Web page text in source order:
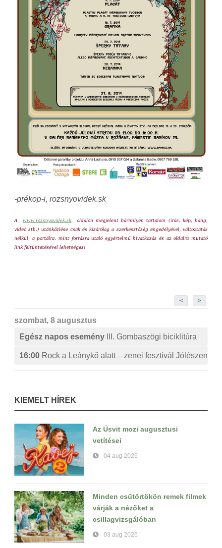
-prékop-i, rozsnyovidek.sk
A www.rozsnyovidek.sk
oldalon megjelent bármilyen tartalom (írás, kép, hang,
videó stb.) utánközlése csak és kizárólag a szerkesztőség engedélyével, változtatás
nélkül, a portálra, mint forrásra utaló egyértelmű hivatkozás és az oldalra mutató
link feltüntetésével lehetséges!
< >
szombat, 8 augusztus
Egész napos esemény
III. Gombaszögi biciklitúra
16:00 Rock a Leánykő alatt – zenei fesztivál Jólészen
KIEMELT HÍREK
Az Úsvit mozi augusztusi
vetítései
04 aug 2026
Minden csütörtökön remek filmek
várják a nézőket a
csillagvizsgálóban
03 aug 2026